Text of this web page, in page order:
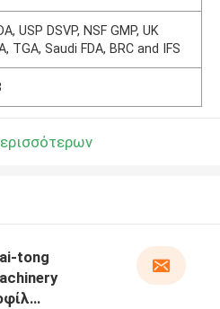
USP DSVP, NSF GMP, UK
TGA, Saudi FDA, BRC and IFS
tong